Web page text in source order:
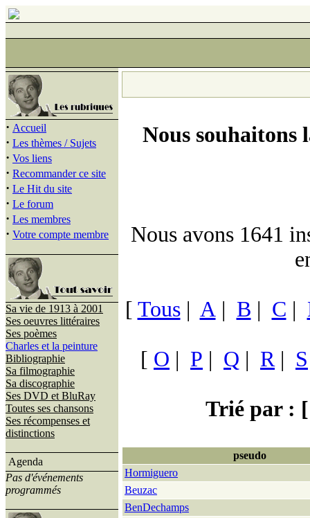
· Accueil
· Les thèmes / Sujets
· Vos liens
· Recommander ce site
· Le Hit du site
· Le forum
· Les membres
· Votre compte membre
Sa vie de 1913 à 2001
Ses oeuvres littéraires
Ses poèmes
Charles et la peinture
Bibliographie
Sa filmographie
Sa discographie
Ses DVD et BluRay
Toutes ses chansons
Ses récompenses et
distinctions
Agenda
Pas d'événements
programmés
Nous souhaitons
Nous avons 1641
[ Tous| A| B | C |
[ O | P | Q | R| S
Trié par : [
pseudo
Hormiguero
Beuzac
BenDechamps